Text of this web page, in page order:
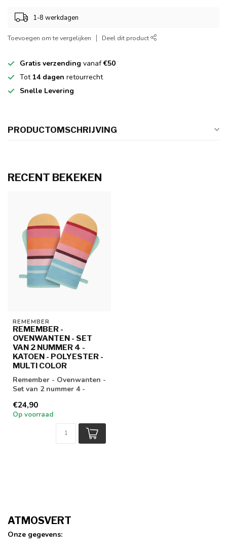
1-8 werkdagen
Toevoegen om te vergelijken Deel dit product
Gratis verzending vanaf€50
Tot 14 dagen retourrecht
Snelle Levering
PRODUCTOMSCHRIJVING
RECENT BEKEKEN
REMEMBER
REMEMBER -
OVENWANTEN - SET
VAN 2 NUMMER 4 -
KATOEN - POLYESTER -
MULTI COLOR
Remember - Ovenwanten -
Set van 2 nummer 4 -
Color
€24,90
Op voorraad
ATMOSVERT
Onze gegevens: